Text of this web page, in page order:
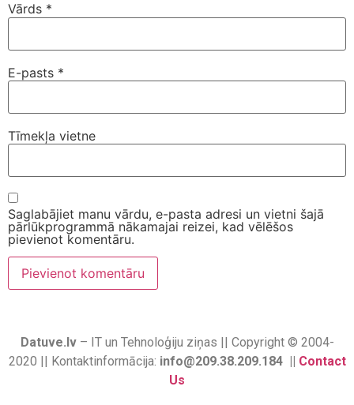
Vārds *
E-pasts *
Tīmekļa vietne
Saglabājiet manu vārdu, e-pasta adresi un vietni šajā
pārlūkprogrammā nākamajai reizei, kad vēlēšos
pievienot komentāru.
Datuve.lv– IT un Tehnoloģiju ziņas || Copyright © 2004-
2020 || Kontaktinformācija: info@209.38.209.184 || Contact
Us